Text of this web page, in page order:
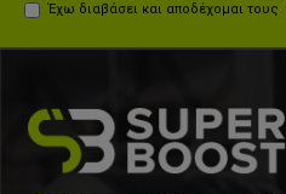
Έχω διαβάσει και αποδέχομαι τους